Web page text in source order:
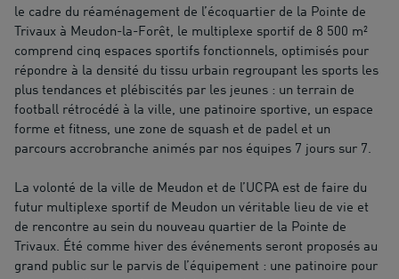
le cadre du réaménagement de l’écoquartier de la Pointe de
Trivaux à Meudon-la-Forêt, le multiplexe sportif de 8 500 m²
comprend cinq espaces sportifs fonctionnels, optimisés pour
répondre à la densité du tissu urbain regroupant les sports les
plus tendances et plébiscités par les jeunes : un terrain de
football rétrocédé à la ville, une patinoire sportive, un espace
forme et fitness, une zone de squash et de padel et un
parcours accrobranche animés par nos équipes 7 jours sur 7.
La volonté de la ville de Meudon et de l’UCPA est de faire du
futur multiplexe sportif de Meudon un véritable lieu de vie et
de rencontre au sein du nouveau quartier de la Pointe de
Trivaux. Été comme hiver des événements seront proposés au
grand public sur le parvis de l’équipement : une patinoire pour